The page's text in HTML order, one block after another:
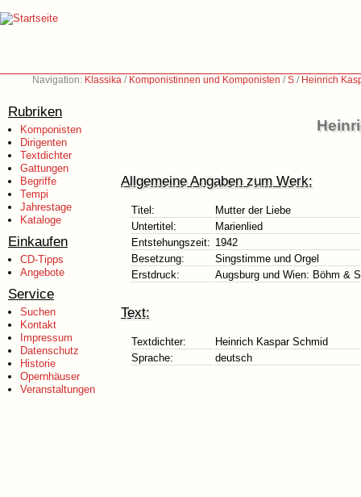
Navigation: Klassika / Komponistinnen und Komponisten /S / Heinrich
Rubriken
Komponisten
Dirigenten
Textdichter
Gattungen
Begriffe
Tempi
Jahrestage
Kataloge
Einkaufen
CD-Tipps
Angebote
Service
Suchen
Kontakt
Impressum
Datenschutz
Historie
Opernhäuser
Veranstaltungen
Allgemeine Angaben zum Werk:
Titel:
Mutter der Liebe
Untertitel:
Marienlied
Entstehungszeit: 1942
Besetzung:
Singstimme und Orgel
Erstdruck:
Augsburg und Wien: Böhm &
Text:
Textdichter:
Heinrich Kaspar Schmid
Sprache:
deutsch